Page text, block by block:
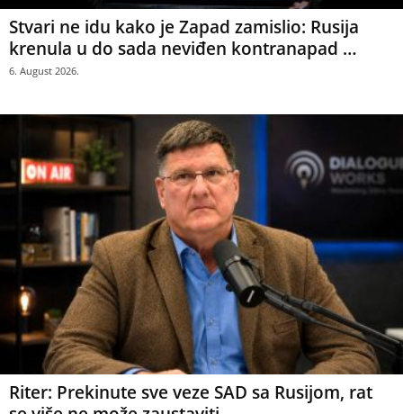
Stvari ne idu kako je Zapad zamislio: Rusija
krenula u do sada neviđen kontranapad …
6. August 2026.
Riter: Prekinute sve veze SAD sa Rusijom, rat